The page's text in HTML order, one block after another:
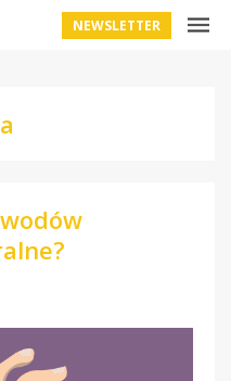
NEWSLETTER